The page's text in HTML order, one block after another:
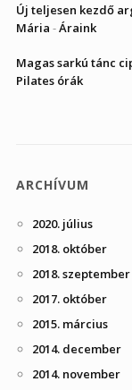
Új teljesen kezdő
Mária -Áraink
Magas sarkú tánc
Pilates órák
ARCHÍVUM
2020. július
2018. október
2018. szeptember
2017. október
2015. március
2014. december
2014. november